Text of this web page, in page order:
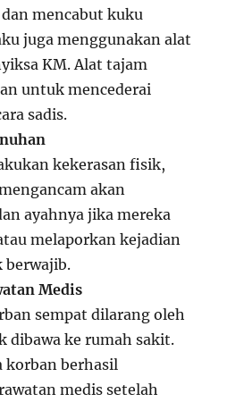
mencabut kuku
juga menggunakan alat
KM. Alat tajam
untuk mencederai
sadis.
kekerasan fisik,
akan
ayahnya jika mereka
melaporkan kejadian
berwajib.
Medis
sempat dilarang oleh
dibawa ke rumah sakit.
korban berhasil
medis setelah